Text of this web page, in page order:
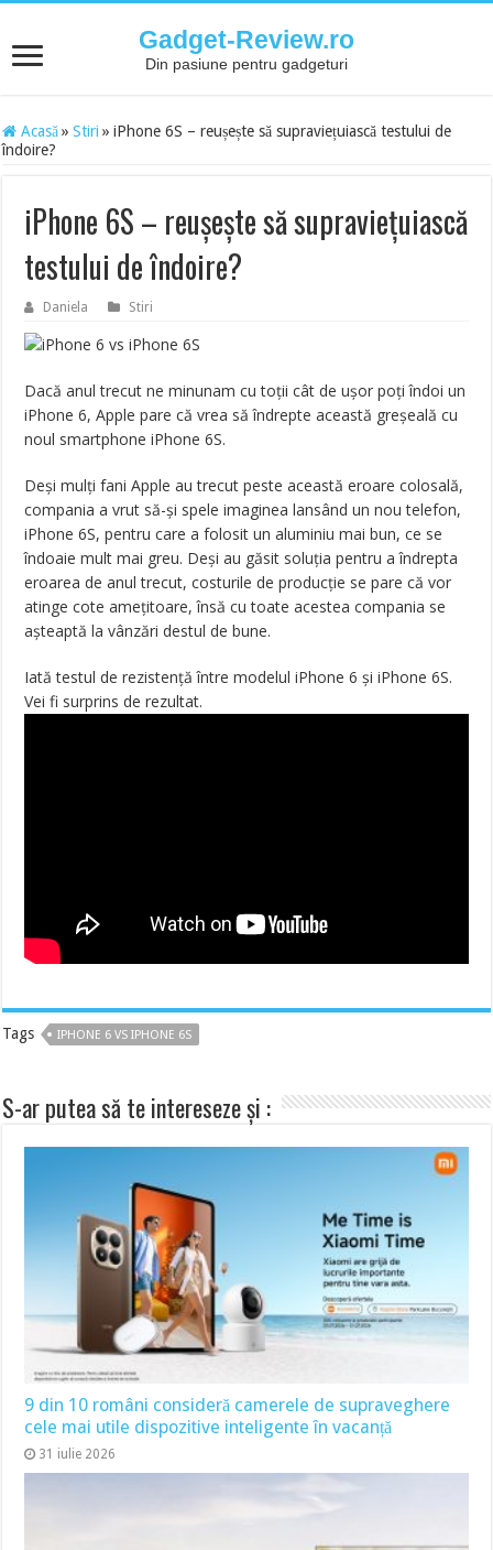
Gadget-Review.ro
Din pasiune pentru gadgeturi
Acasă » Stiri » iPhone 6S – reușește să supraviețuiască testului de
îndoire?
iPhone 6S – reușește să supraviețuiască
testului de îndoire?
Daniela Stiri
Dacă anul trecut ne minunam cu toții cât de ușor poți îndoi un
iPhone 6, Apple pare că vrea să îndrepte această greșeală cu
noul smartphone iPhone 6S.
Deși mulți fani Apple au trecut peste această eroare colosală,
compania a vrut să-și spele imaginea lansând un nou telefon,
iPhone 6S, pentru care a folosit un aluminiu mai bun, ce se
îndoaie mult mai greu. Deși au găsit soluția pentru a îndrepta
eroarea de anul trecut, costurile de producție se pare că vor
atinge cote amețitoare, însă cu toate acestea compania se
așteaptă la vânzări destul de bune.
Iată testul de rezistență între modelul iPhone 6 și iPhone 6S.
Vei fi surprins de rezultat.
Tags IPHONE 6 VS IPHONE 6S
S-ar putea să te intereseze și :
9 din 10 români consideră camerele de supraveghere
cele mai utile dispozitive inteligente în vacanță
31 iulie 2026